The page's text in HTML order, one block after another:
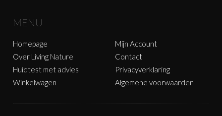
MENU
Homepage
Over Living Nature
Huidtest met advies
Winkelwagen
Mijn Account
Contact
Privacyverklaring
Algemene voorwaarden